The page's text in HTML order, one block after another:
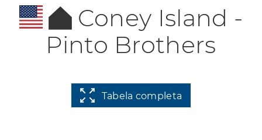
Coney Island -
Pinto Brothers
Tabela completa